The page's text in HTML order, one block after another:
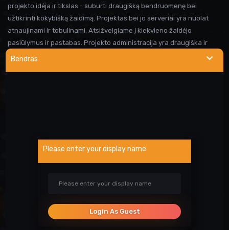
Bendras
Please enter your display name
Login As Guest
projekto idėja ir tikslas - suburti draugišką bendruomenę bei
užtikrinti kokybišką žaidimą. Projektas bei jo serveriai yra nuolat
atnaujinami ir tobulinami. Atsižvelgiame į kiekvieno žaidėjo
pasiūlymus ir pastabas. Projekto administracija yra draugiška ir
visada linkusi padėti prireikus pagalbos. Iki susitikimo serveryje!
Atsiblokavimo anketa
SOCIALINIAI TINKLAI